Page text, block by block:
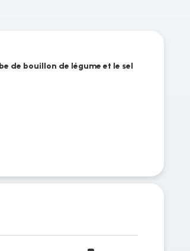
de bouillon de légume et le sel